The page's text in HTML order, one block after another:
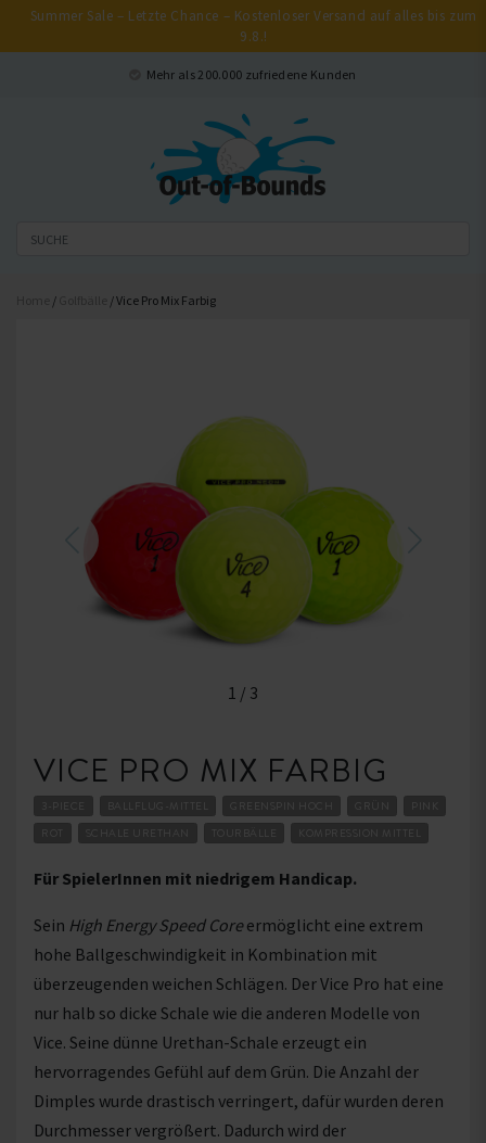
Summer Sale – Letzte Chance – Kostenloser Versand auf alles bis zum
9.8.!
Mehr als 200.000 zufriedene Kunden
/ / Vice Pro Mix Farbig
1 / 3
VICE PRO MIX FARBIG
BALLFLUG-MITTEL
ROT
SCHALE URETHAN TOURBÄLLE KOMPRESSION MITTEL
Für SpielerInnen mit niedrigem Handicap.
Sein High Energy Speed Coreermöglicht eine extrem
hohe Ballgeschwindigkeit in Kombination mit
überzeugenden weichen Schlägen. Der Vice Pro hat eine
nur halb so dicke Schale wie die anderen Modelle von
Vice. Seine dünne Urethan-Schale erzeugt ein
hervorragendes Gefühl auf dem Grün. Die Anzahl der
Dimples wurde drastisch verringert, dafür wurden deren
Durchmesser vergrößert. Dadurch wird der